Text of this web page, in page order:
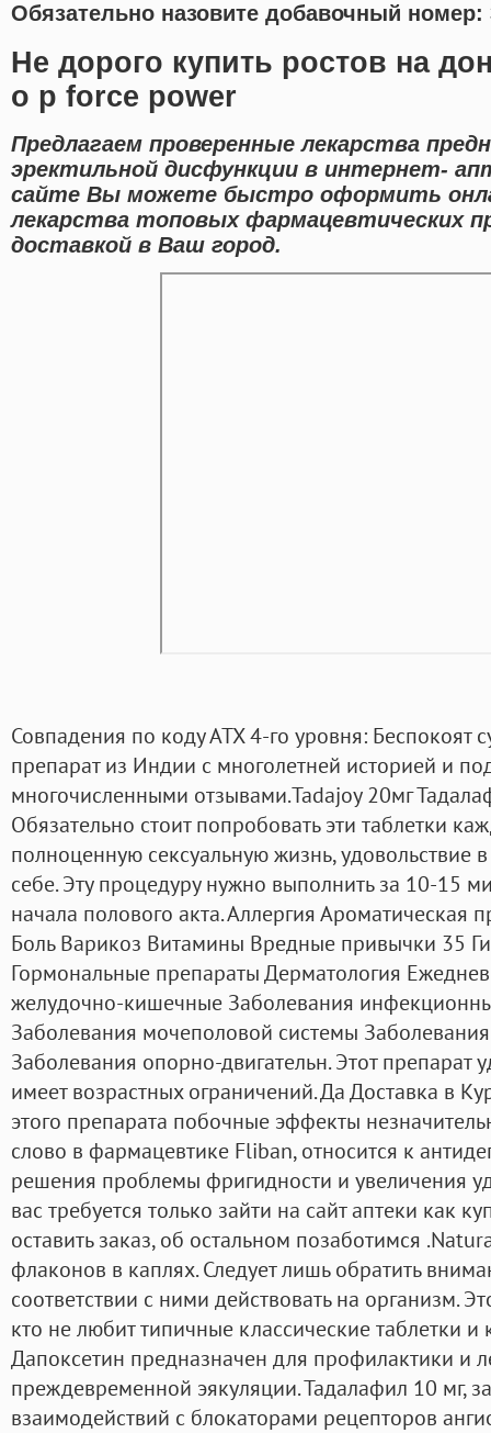
Обязательно назовите добавочный номер:
Не дорого купить ростов на
о p force power
Предлагаем проверенные лекарства
эректильной дисфункции в интернет-
сайте Вы можете быстро оформить
лекарства топовых фармацевтических
доставкой в Ваш город.
Совпадения по коду АТХ 4-го уровня: Беспокоят
препарат из Индии с многолетней историей и
многочисленными отзывами.Tadajoy 20мг
Обязательно стоит попробовать эти таблетки
полноценную сексуальную жизнь, удовольствие
себе. Эту процедуру нужно выполнить за 10-15
начала полового акта. Аллергия Ароматическая
Боль Варикоз Витамины Вредные привычки 35
Гормональные препараты Дерматология
желудочно-кишечные Заболевания
Заболевания мочеполовой системы
Заболевания опорно-двигательн. Этот препарат
имеет возрастных ограничений. Да Доставка в
этого препарата побочные эффекты
слово в фармацевтике Fliban, относится к
решения проблемы фригидности и увеличения
вас требуется только зайти на сайт аптеки как
оставить заказ, об остальном позаботимся
флаконов в каплях. Следует лишь обратить
соответствии с ними действовать на организм.
кто не любит типичные классические таблетки
Дапоксетин предназначен для профилактики и
преждевременной эякуляции. Тадалафил 10 мг,
взаимодействий с блокаторами рецепторов